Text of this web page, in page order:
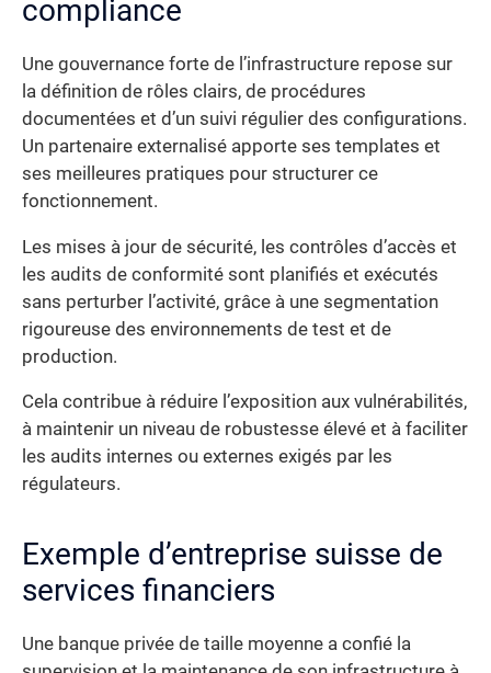
compliance
Une gouvernance forte de l’infrastructure repose sur
la définition de rôles clairs, de procédures
documentées et d’un suivi régulier des configurations.
Un partenaire externalisé apporte ses templates et
ses meilleures pratiques pour structurer ce
fonctionnement.
Les mises à jour de sécurité, les contrôles d’accès et
les audits de conformité sont planifiés et exécutés
sans perturber l’activité, grâce à une segmentation
rigoureuse des environnements de test et de
production.
Cela contribue à réduire l’exposition aux vulnérabilités,
à maintenir un niveau de robustesse élevé et à faciliter
les audits internes ou externes exigés par les
régulateurs.
Exemple d’entreprise suisse de
services financiers
Une banque privée de taille moyenne a confié la